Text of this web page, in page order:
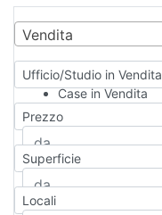
Vendita
Ufficio/Studio in Vendita
Case in Vendita
Qualsiasi
Appartamento
Casa
Casa Semi-
Attico/Mansarda
Prezzo
Superficie
Locali